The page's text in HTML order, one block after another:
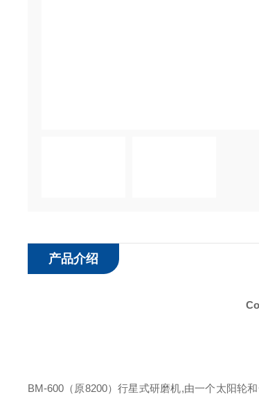
产品介绍
BM-600（原8200）行星式研磨机,由一个太阳轮